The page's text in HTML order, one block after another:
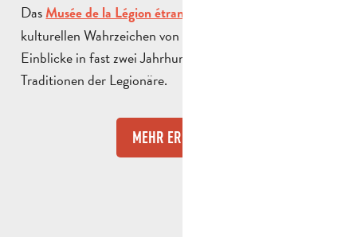
Das Musée de la Légion étrangère
kulturellen Wahrzeichen von Aubagne und bietet
Einblicke in fast zwei Jahrhunderte Geschichte und
Traditionen der Legionäre.
MEHR ERFAHREN